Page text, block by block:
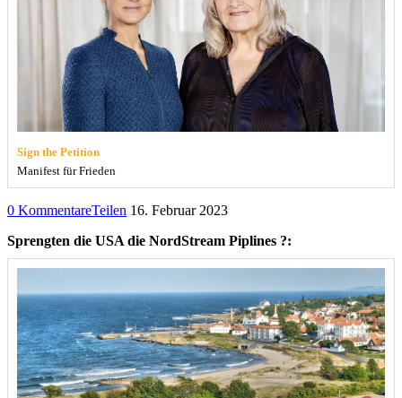
Sign the Petition
Manifest für Frieden
0 KommentareTeilen 16. Februar 2023
Sprengten die USA die NordStream Piplines ?: